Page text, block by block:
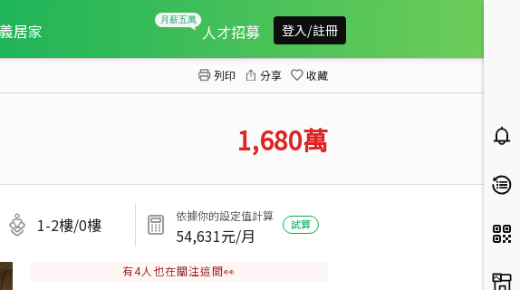
居家 人才招募 登入/註冊
列印 分享 收藏
1,680萬
1-2樓/0樓 依據你的設定值計算
54,631元/月
試算
有4人也在關注這間👀